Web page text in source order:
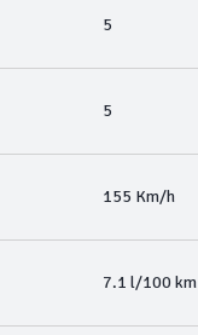
5
5
155 Km/h
7.1 l/100 km